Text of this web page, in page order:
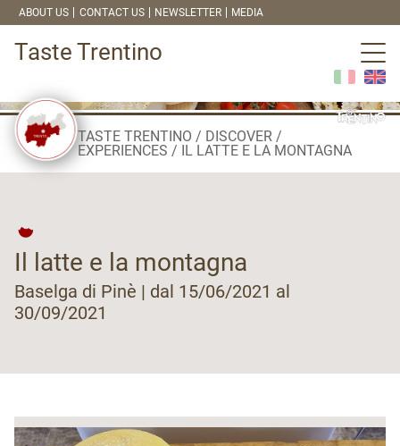
ABOUT US CONTACT US NEWSLETTER MEDIA
Taste Trentino
TASTE TRENTINO
DISCOVER
EXPERIENCES
IL LATTE E LA MONTAGNA
Il latte e la montagna
Baselga di Pinè | dal 15/06/2021 al
30/09/2021